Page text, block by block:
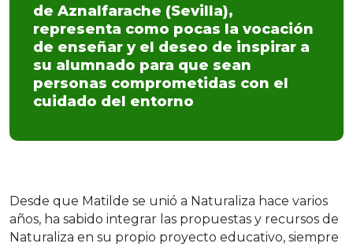
de Aznalfarache (Sevilla),
representa como pocas la vocación
de enseñar y el deseo de inspirar a
su alumnado para que sean
personas comprometidas con el
cuidado del entorno
Desde que Matilde se unió a Naturaliza hace varios
años, ha sabido integrar las propuestas y recursos de
Naturaliza en su propio proyecto educativo, siempre